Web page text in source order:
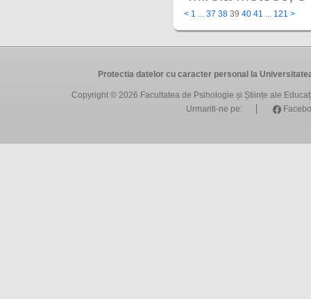
< 1 ... 37 38 39 40 41 ... 121 >
Protectia datelor cu caracter personal la
Copyright © 2026 Facultatea de Psihologie și Științe ale
Urmariti-ne pe: